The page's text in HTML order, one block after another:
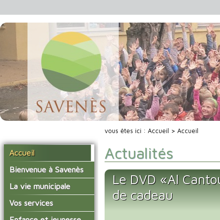
Accueil
Bienvenue à Savenès
Situer Savenès
Savenès en chiffre
L'histoire du village
La vie municipale
Vos élus
Les compte-rendus du
Vos services
La mairie
vous êtes ici : Accueil > Accueil
Actualités
Le DVD «Al
de cadeau